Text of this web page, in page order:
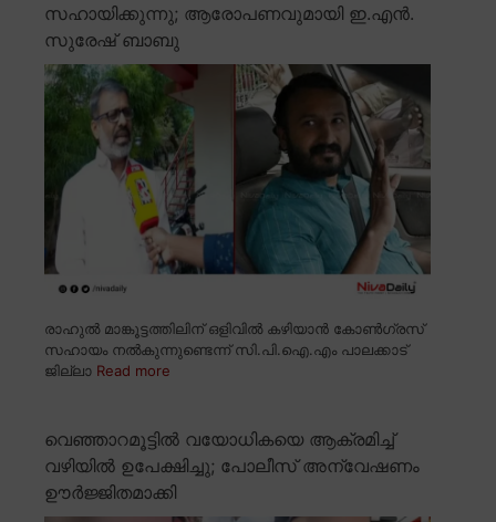
സഹായിക്കുന്നു; ആരോപണവുമായി ഇ.എൻ.
സുരേഷ് ബാബു
രാഹുൽ മാങ്കൂട്ടത്തിലിന് ഒളിവിൽ കഴിയാൻ കോൺഗ്രസ്
സഹായം നൽകുന്നുണ്ടെന്ന് സി.പി.ഐ.എം പാലക്കാട്
ജില്ലാ Read more
വെഞ്ഞാറമൂട്ടിൽ വയോധികയെ ആക്രമിച്ച്
വഴിയിൽ ഉപേക്ഷിച്ചു; പോലീസ് അന്വേഷണം
ഊർജ്ജിതമാക്കി